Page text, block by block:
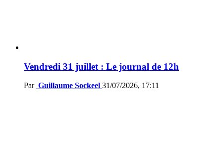
Vendredi 31 juillet : Le journal de 12h
Par Guillaume Sockeel 31/07/2026, 17:11